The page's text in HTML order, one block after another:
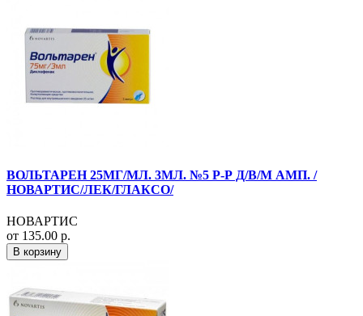
ВОЛЬТАРЕН 25МГ/МЛ. 3МЛ. №5 Р-Р Д/В/М АМП. /
НОВАРТИС/ЛЕК/ГЛАКСО/
НОВАРТИС
от 135.00 р.
В корзину